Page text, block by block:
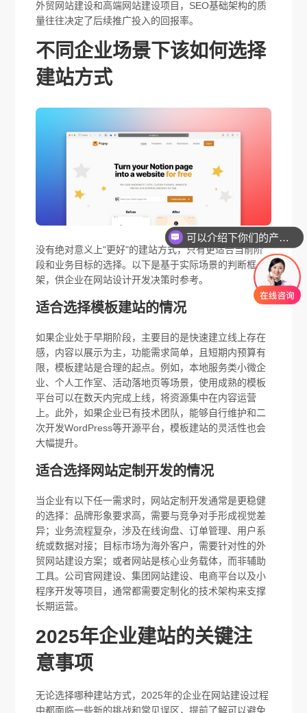
外贸网站建设和高端网站建设项目，SEO基础架构的质
量往往决定了后续推广投入的回报率。
不同企业场景下该如何选择
建站方式
没有绝对意义上"更好"的建站方式，只有更适合当前阶
段和业务目标的选择。以下是基于实际场景的判断框
架，供企业在网站设计开发决策时参考。
适合选择模板建站的情况
如果企业处于早期阶段，主要目的是快速建立线上存在
感，内容以展示为主，功能需求简单，且短期内预算有
限，模板建站是合理的起点。例如，本地服务类小微企
业、个人工作室、活动落地页等场景，使用成熟的模板
平台可以在数天内完成上线，将资源集中在内容运营
上。此外，如果企业已有技术团队，能够自行维护和二
次开发WordPress等开源平台，模板建站的灵活性也会
大幅提升。
适合选择网站定制开发的情况
当企业有以下任一需求时，网站定制开发通常是更稳健
的选择：品牌形象要求高，需要与竞争对手形成视觉差
异；业务流程复杂，涉及在线询盘、订单管理、用户系
统或数据对接；目标市场为海外客户，需要针对性的外
贸网站建设方案；或者网站是核心业务载体，而非辅助
工具。公司官网建设、集团网站建设、电商平台以及小
程序开发等项目，通常都需要定制化的技术架构来支撑
长期运营。
2025年企业建站的关键注
意事项
无论选择哪种建站方式，2025年的企业在网站建设过程
中都面临一些新的挑战和常见误区，提前了解可以避免